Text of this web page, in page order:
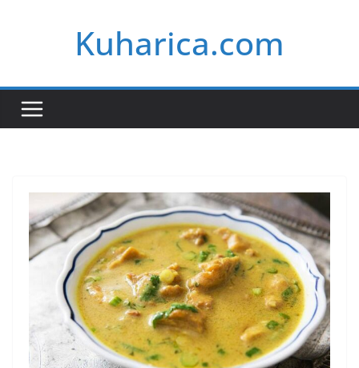
Kuharica.com